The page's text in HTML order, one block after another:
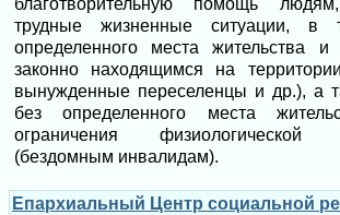
благотворительную помощь
трудные жизненные ситуации, в
определенного места жительства и
законно находящимся на
вынужденные переселенцы и др.), а
без определенного места
ограничения физиологической
(бездомным инвалидам).
Епархиальный Центр социальной